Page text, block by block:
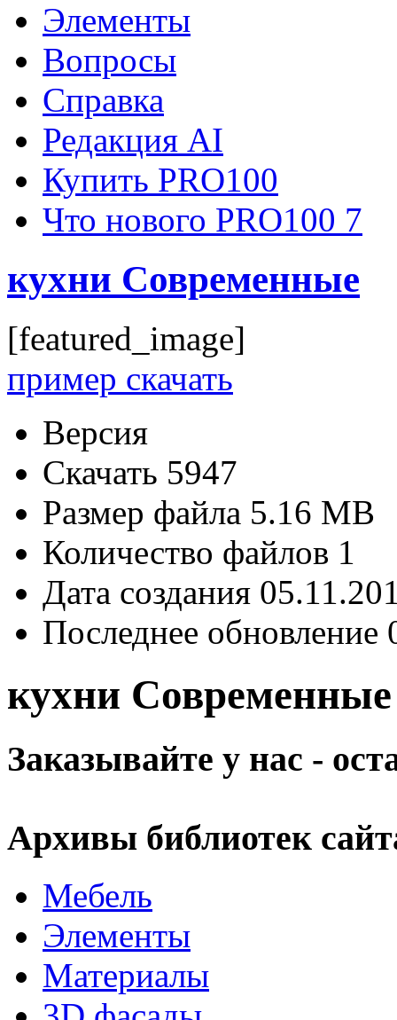
Элементы
Вопросы
Справка
Редакция AI
Купить PRO100
Что нового PRO100 7
кухни Современные
[featured_image]
пример скачать
Версия
Скачать 5947
Размер файла 5.16 MB
Количество файлов 1
Дата создания
Последнее обновление
кухни Современные
Заказывайте у нас -
Архивы библиотек
Мебель
Элементы
Материалы